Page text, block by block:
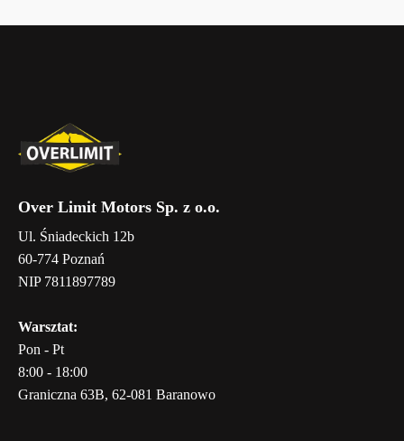
Over Limit Motors Sp. z o.o.
Ul. Śniadeckich 12b
60-774 Poznań
NIP 7811897789
Warsztat:
Pon - Pt
8:00 - 18:00
Graniczna 63B, 62-081 Baranowo